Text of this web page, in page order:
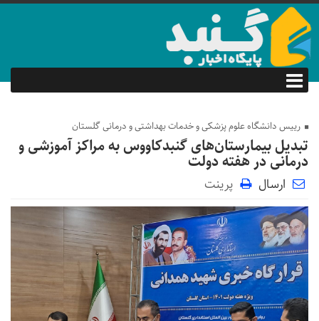
رییس دانشگاه علوم پزشکی و خدمات بهداشتی و درمانی گلستان
تبدیل بیمارستان‌های گنبدکاووس به‌ مراکز آموزشی و
درمانی در هفته دولت
ارسال پرینت